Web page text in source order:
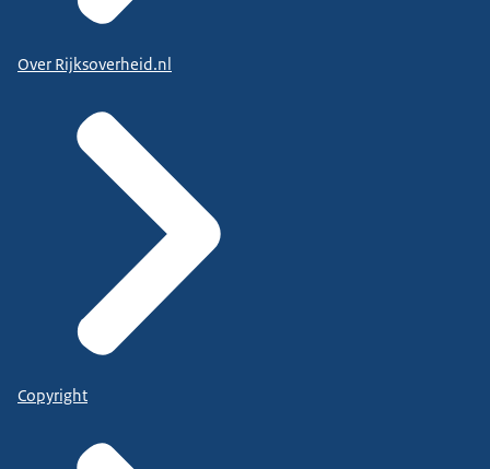
Over Rijksoverheid.nl
Copyright